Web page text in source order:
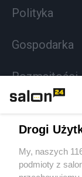
Polityka
Gospodarka
Rozmaitości
Sport
Drogi
My, naszych
podmioty z